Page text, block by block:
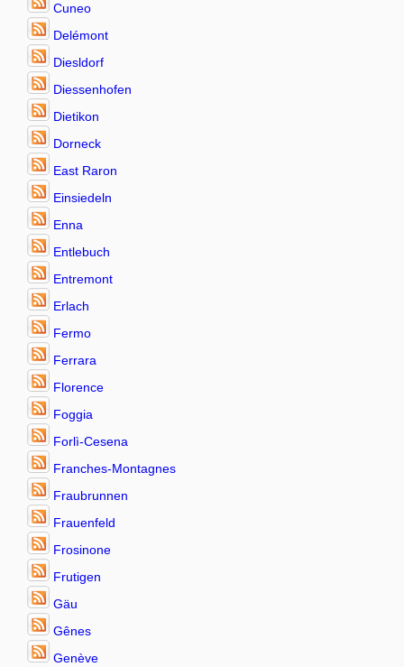
Cuneo
Delémont
Diesldorf
Diessenhofen
Dietikon
Dorneck
East Raron
Einsiedeln
Enna
Entlebuch
Entremont
Erlach
Fermo
Ferrara
Florence
Foggia
Forlì-Cesena
Franches-Montagnes
Fraubrunnen
Frauenfeld
Frosinone
Frutigen
Gäu
Gênes
Genève